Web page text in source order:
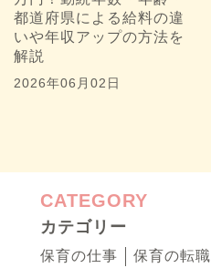
都道府県による給料の違
いや年収アップの方法を
解説
2026年06月02日
CATEGORY
カテゴリー
保育の仕事 保育の転職